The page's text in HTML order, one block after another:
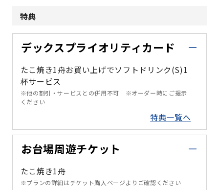
特典
デックスプライオリティカード
たこ焼き1舟お買い上げでソフトドリンク(S)1
杯サービス
※他の割引・サービスとの併用不可 ※オーダー時にご提示
ください
特典一覧へ
お台場周遊チケット
たこ焼き1舟
※プランの詳細はチケット購入ページよりご確認ください